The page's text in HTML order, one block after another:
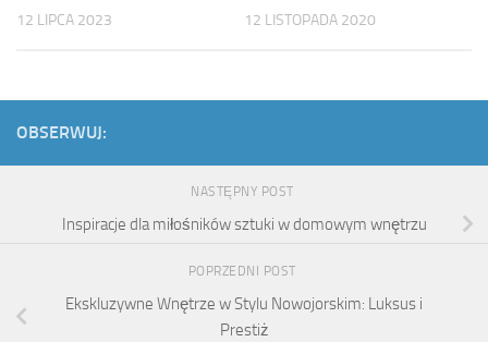
12 LIPCA 2023 12 LISTOPADA 2020
OBSERWUJ:
NASTĘPNY POST
Inspiracje dla miłośników sztuki w domowym wnętrzu
POPRZEDNI POST
Ekskluzywne Wnętrze w Stylu Nowojorskim: Luksus i
Prestiż